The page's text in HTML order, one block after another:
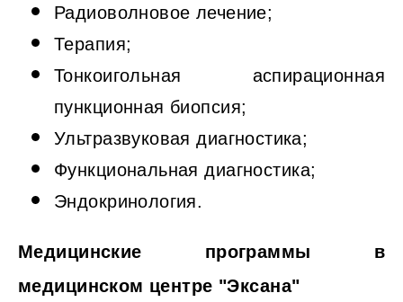
Радиоволновое лечение;
Терапия;
Тонкоигольная аспирационная
пункционная биопсия;
Ультразвуковая диагностика;
Функциональная диагностика;
Эндокринология.
Медицинские программы в
медицинском центре "Эксана"